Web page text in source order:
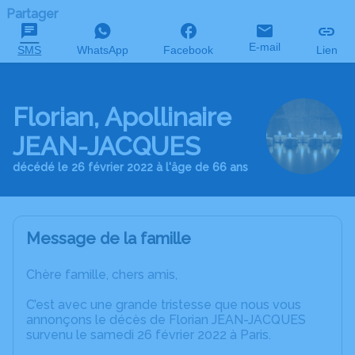
Partager
SMS WhatsApp Facebook E-mail Lien
Florian, Apollinaire
JEAN-JACQUES
décédé le 26 février 2022 à l'âge de 66 ans
Message de la famille
Chère famille, chers amis,
C’est avec une grande tristesse que nous vous
annonçons le décès de Florian JEAN-JACQUES
survenu le samedi 26 février 2022 à Paris.